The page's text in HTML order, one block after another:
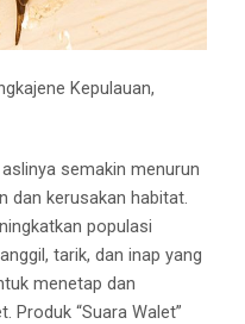
Kepulauan,
semakin menurun
dan kerusakan habitat.
populasi
tarik, dan inap yang
menetap dan
Produk “Suara Walet”